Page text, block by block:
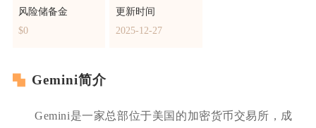
风险储备金
$0
更新时间
2025-12-27
Gemini简介
Gemini是一家总部位于美国的加密货币交易所，成